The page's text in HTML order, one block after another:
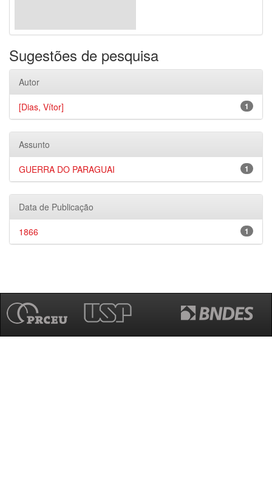
Sugestões de pesquisa
Autor
1
[Dias, Vítor]
Assunto
1
GUERRA DO PARAGUAI
Data de Publicação
1
1866